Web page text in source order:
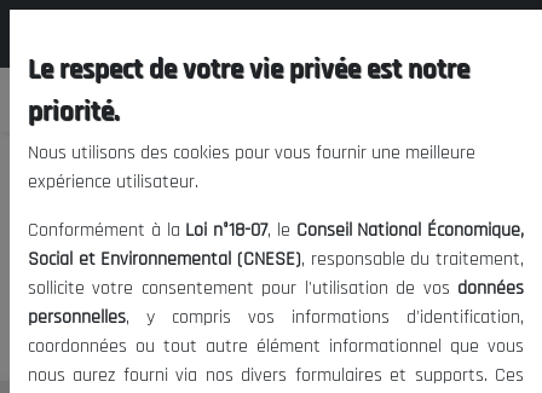
Nous vous prions de nous
excuser, mais l'accès à ce
contenu est restreint.
Le respect de votre vie privée est notre
priorité.
Nous utilisons des cookies pour vous fournir une meilleure
expérience utilisateur.
Conformément à la Loi n°18-07, le Conseil National Économique,
Social et Environnemental (CNESE), responsable du traitement,
sollicite votre consentement pour l'utilisation de vos données
personnelles, y compris vos informations d'identification,
coordonnées ou tout autre élément informationnel que vous
nous aurez fourni via nos divers formulaires et supports. Ces